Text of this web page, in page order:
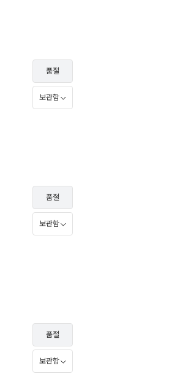
품절
보관함
품절
보관함
품절
보관함